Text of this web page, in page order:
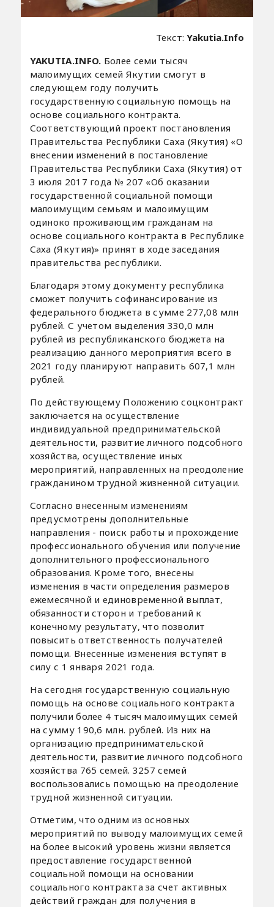
Текст:Yakutia.Info
YAKUTIA.INFO. Более семи тысяч
малоимущих семей Якутии смогут в
следующем году получить
государственную социальную помощь на
основе социального контракта.
Соответствующий проект постановления
Правительства Республики Саха (Якутия) «О
внесении изменений в постановление
Правительства Республики Саха (Якутия) от
3 июля 2017 года № 207 «Об оказании
государственной социальной помощи
малоимущим семьям и малоимущим
одиноко проживающим гражданам на
основе социального контракта в Республике
Саха (Якутия)» принят в ходе заседания
правительства республики.
Благодаря этому документу республика
сможет получить софинансирование из
федерального бюджета в сумме 277,08 млн
рублей. С учетом выделения 330,0 млн
рублей из республиканского бюджета на
реализацию данного мероприятия всего в
2021 году планируют направить 607,1 млн
рублей.
По действующему Положению соцконтракт
заключается на осуществление
индивидуальной предпринимательской
деятельности, развитие личного подсобного
хозяйства, осуществление иных
мероприятий, направленных на преодоление
гражданином трудной жизненной ситуации.
Согласно внесенным изменениям
предусмотрены дополнительные
направления - поиск работы и прохождение
профессионального обучения или получение
дополнительного профессионального
образования. Кроме того, внесены
изменения в части определения размеров
ежемесячной и единовременной выплат,
обязанности сторон и требований к
конечному результату, что позволит
повысить ответственность получателей
помощи. Внесенные изменения вступят в
силу с 1 января 2021 года.
На сегодня государственную социальную
помощь на основе социального контракта
получили более 4 тысяч малоимущих семей
на сумму 190,6 млн. рублей. Из них на
организацию предпринимательской
деятельности, развитие личного подсобного
хозяйства 765 семей. 3257 семей
воспользовались помощью на преодоление
трудной жизненной ситуации.
Отметим, что одним из основных
мероприятий по выводу малоимущих семей
на более высокий уровень жизни является
предоставление государственной
социальной помощи на основании
социального контракта за счет активных
действий граждан для получения в